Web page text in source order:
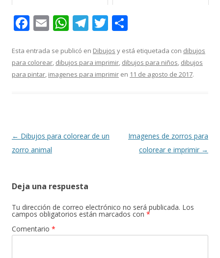
F
e
b
E
ai
l
W
at
s
T
e
gr
T
itt
er
m
p
Esta entrada se publicó en Dibujos y está etiquetada con dibujos
para colorear, dibujos para imprimir, dibujos para niños, dibujos
para pintar, imagenes para imprimir en 11 de agosto de 2017.
Navegación
de
← Dibujos para colorear de un
zorro animal
Imagenes de zorros para
colorear e imprimir →
Deja una respuesta
Tu dirección de correo electrónico no será publicada. Los
campos obligatorios están marcados con *
Comentario *